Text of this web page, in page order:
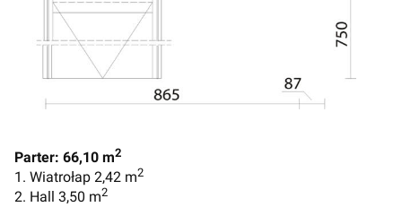
Parter: 66,10 m2
1. Wiatrołap 2,42 m2
2. Hall 3,50 m2